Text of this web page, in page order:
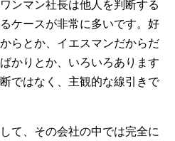
ンマン社長は他人を判断する
ケースが非常に多いです。好
らとか、イエスマンだからだ
かりとか、いろいろあります
ではなく、主観的な線引きで
て、その会社の中では完全に